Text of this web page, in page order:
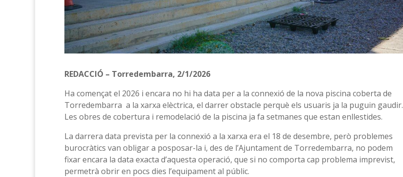
REDACCIÓ – Torredembarra, 2/1/2026
Ha començat el 2026 i encara no hi ha data per a la connexió de la nova piscina coberta de
Torredembarra a la xarxa elèctrica, el darrer obstacle perquè els usuaris ja la puguin gaudir.
Les obres de cobertura i remodelació de la piscina ja fa setmanes que estan enllestides.
La darrera data prevista per la connexió a la xarxa era el 18 de desembre, però problemes
burocràtics van obligar a posposar-la i, des de l’Ajuntament de Torredembarra, no podem
fixar encara la data exacta d’aquesta operació, que si no comporta cap problema imprevist,
permetrà obrir en pocs dies l’equipament al públic.